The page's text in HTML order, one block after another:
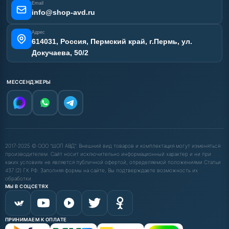
Email
info@shop-avd.ru
Адрес
614031, Россия, Пермский край, г.Пермь, ул.
Докучаева, 50/2
МЕССЕНДЖЕРЫ
2017-2025 © ООО "ШОП АВД". Внешний вид товаров и комплектация могут изменяться
производителем. Сайт носит исключительно информационный характер и ни при
каких условиях не является публичной офертой, определяемой положениями Статьи
437 (2) ГК РФ. Заполняя формы на сайте, Вы подтверждаете возможность их
обработки.
МЫ В СОЦСЕТЯХ
ПРИНИМАЕМ К ОПЛАТЕ